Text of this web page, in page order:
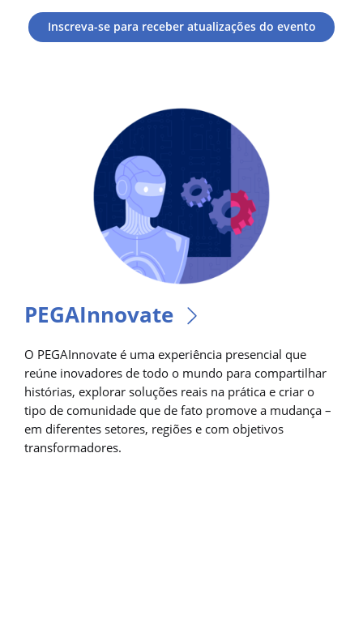
Inscreva-se para receber atualizações do evento
PEGAInnovate
O PEGAInnovate é uma experiência presencial que
reúne inovadores de todo o mundo para compartilhar
histórias, explorar soluções reais na prática e criar o
tipo de comunidade que de fato promove a mudança –
em diferentes setores, regiões e com objetivos
transformadores.